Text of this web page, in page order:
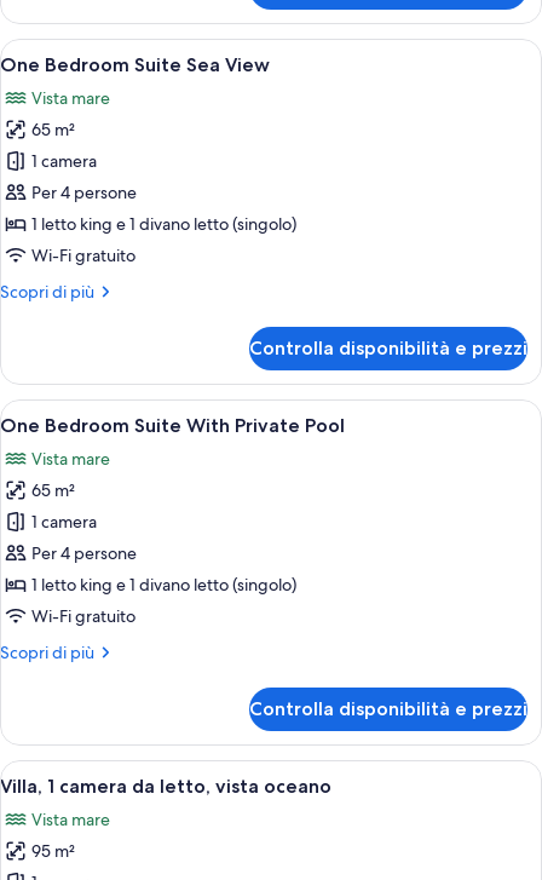
Sea
View
Room
Individual
Pool
Apri
tutte
le
foto
per
One
Bedroom
Suite
View
Una moderna camera d'albergo con
7
One Bedroom Suite Sea View
Vista mare
65 m²
1 camera
Per 4 persone
1 letto king e 1 divano letto (singolo)
Wi-Fi gratuito
Scopri di più
Altri
Bedroom
Suite
Sea
Controlla disponibilità e prezzi
Apri
tutte
le
foto
per
One
Bedroom
Suite
Private
Una moderna camera d'albergo con
5
One Bedroom Suite With Private Pool
Vista mare
65 m²
1 camera
Per 4 persone
1 letto king e 1 divano letto (singolo)
Wi-Fi gratuito
Scopri di più
Altri
Bedroom
Suite
With
Pool
Controlla disponibilità e prezzi
Apri
tutte
le
foto
Un soggiorno moderno con una
18
Villa, 1 camera da letto, vista oceano
Vista mare
95 m²